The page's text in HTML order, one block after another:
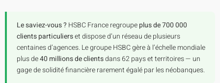
Le saviez-vous ? HSBC France regroupeplus de 700 000
clients particulierset dispose d’un réseau de plusieurs
centaines d’agences. Le groupe HSBC gère à l’échelle mondiale
plus de40 millions de clientsdans 62 pays et territoires — un
gage de solidité financière rarement égalé par les néobanques.